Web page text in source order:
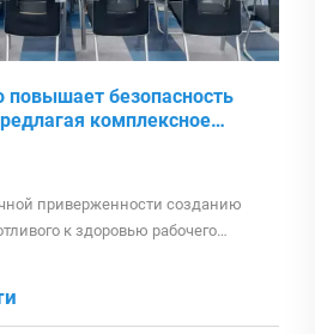
повышает безопасность
комплексное
приверженности созданию
к здоровью рабочего
Farmasino Co., Ltd.,
ей и созданной как